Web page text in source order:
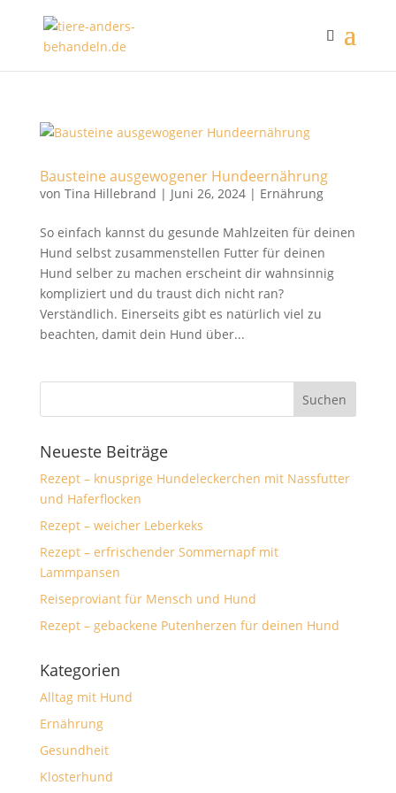
Bausteine ausgewogener Hundeernährung
von Tina Hillebrand | Juni 26, 2024| Ernährung
So einfach kannst du gesunde Mahlzeiten für deinen
Hund selbst zusammenstellen Futter für deinen
Hund selber zu machen erscheint dir wahnsinnig
kompliziert und du traust dich nicht ran?
Verständlich. Einerseits gibt es natürlich viel zu
beachten, damit dein Hund über...
Neueste Beiträge
Rezept – knusprige Hundeleckerchen mit Nassfutter
und Haferflocken
Rezept – weicher Leberkeks
Rezept – erfrischender Sommernapf mit
Lammpansen
Reiseproviant für Mensch und Hund
Rezept – gebackene Putenherzen für deinen Hund
Kategorien
Alltag mit Hund
Ernährung
Gesundheit
Klosterhund